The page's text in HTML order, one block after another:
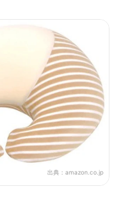
出典： amazon.co.jp